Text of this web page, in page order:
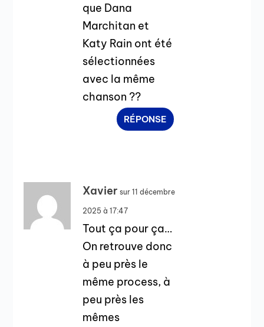
que Dana
Marchitan et
Katy Rain ont été
sélectionnées
avec la même
chanson ??
RÉPONSE
Xavier sur 11 décembre
2025 à 17:47
Tout ça pour ça…
On retrouve donc
à peu près le
même process, à
peu près les
mêmes